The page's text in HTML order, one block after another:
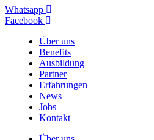
Whatsapp
Facebook
Über uns
Benefits
Ausbildung
Partner
Erfahrungen
News
Jobs
Kontakt